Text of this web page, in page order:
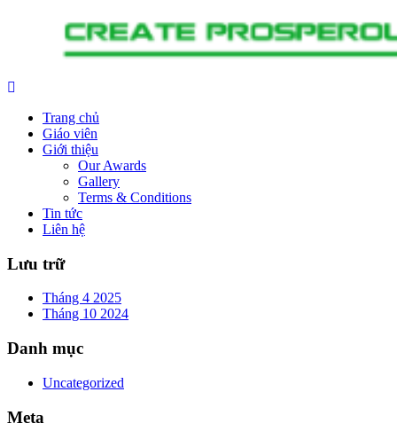
Trang chủ
Giáo viên
Giới thiệu
Our Awards
Gallery
Terms & Conditions
Tin tức
Liên hệ
Lưu trữ
Tháng 4 2025
Tháng 10 2024
Danh mục
Uncategorized
Meta